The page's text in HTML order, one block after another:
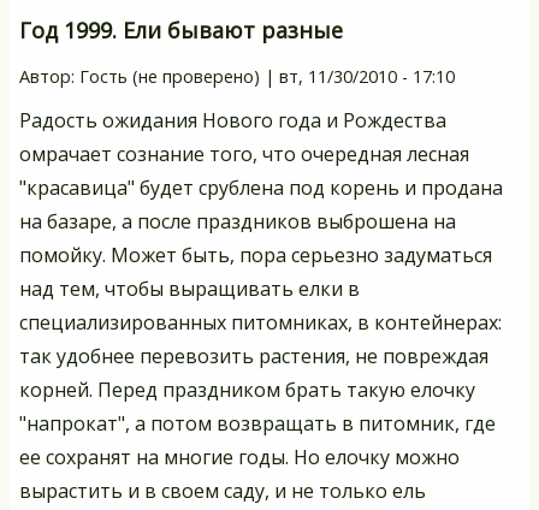
Год 1999. Ели бывают разные
Автор: Гость (не проверено) | вт, 11/30/2010 - 17:10
Радость ожидания Нового года и Рождества
омрачает сознание того, что очередная лесная
"красавица" будет срублена под корень и продана
на базаре, а после праздников выброшена на
помойку. Может быть, пора серьезно задуматься
над тем, чтобы выращивать елки в
специализированных питомниках, в контейнерах:
так удобнее перевозить растения, не повреждая
корней. Перед праздником брать такую елочку
"напрокат", а потом возвращать в питомник, где
ее сохранят на многие годы. Но елочку можно
вырастить и в своем саду, и не только ель